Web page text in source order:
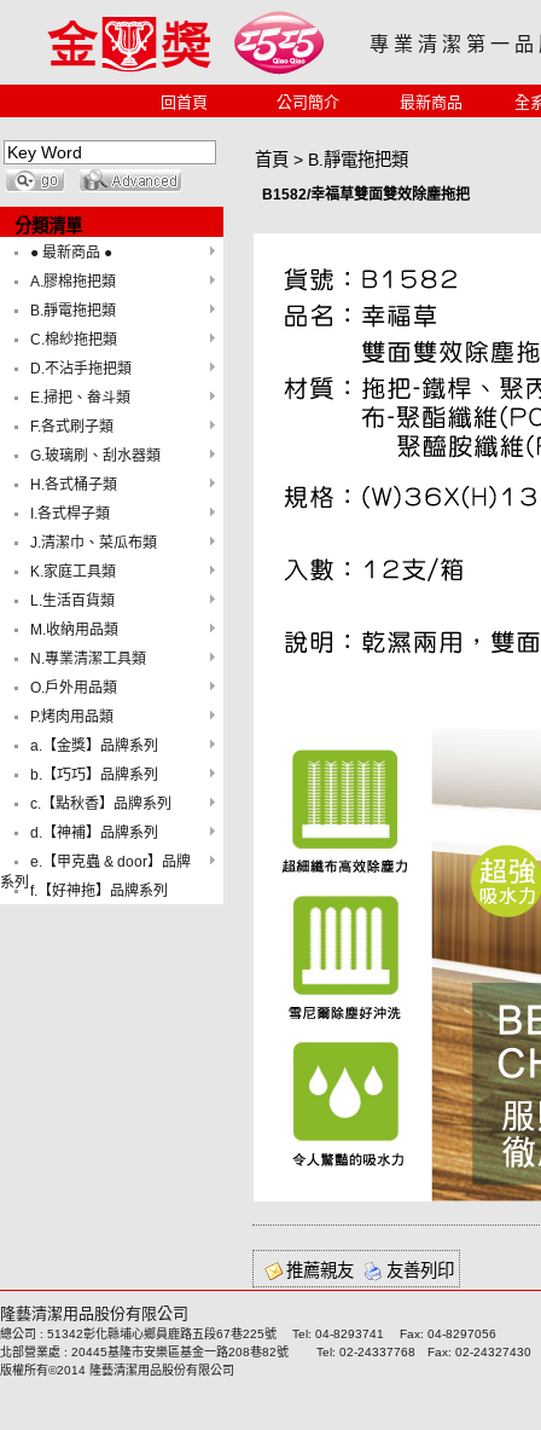
專 業 清 潔 第 一 品
回首頁 公司簡介 最新商品 全
分類清單
● 最新商品 ●
A.膠棉拖把類
B.靜電拖把類
C.棉紗拖把類
D.不沾手拖把類
E.掃把、畚斗類
F.各式刷子類
G.玻璃刷、刮水器類
H.各式桶子類
I.各式桿子類
J.清潔巾、菜瓜布類
K.家庭工具類
L.生活百貨類
M.收納用品類
N.專業清潔工具類
O.戶外用品類
P.烤肉用品類
a.【金獎】品牌系列
b.【巧巧】品牌系列
c.【點秋香】品牌系列
d.【神補】品牌系列
e.【甲克蟲 & door】品牌
系列 f.【好神拖】品牌系列
首頁 > B.靜電拖把類
B1582/幸福草雙面雙效除塵拖把
推薦親友 友善列印
隆藝清潔用品股份有限公司
總公司 : 51342彰化縣埔心鄉員鹿路五段67巷225號 Tel: 04-8293741 Fax: 04-8297056
北部營業處 : 20445基隆市安樂區基金一路208巷82號 Tel: 02-24337768 Fax: 02-24327430
版權所有©2014 隆藝清潔用品股份有限公司